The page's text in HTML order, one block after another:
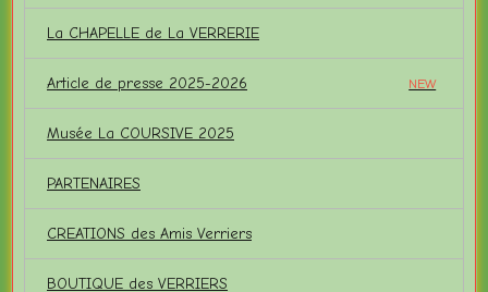
La CHAPELLE de La VERRERIE
Article de presse 2025-2026 NEW
Musée La COURSIVE 2025
PARTENAIRES
CREATIONS des Amis Verriers
BOUTIQUE des VERRIERS